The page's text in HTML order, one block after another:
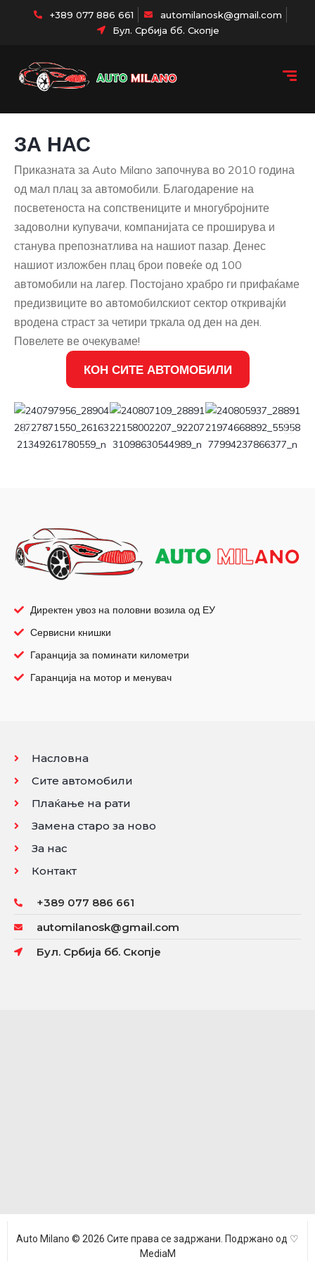
+389 077 886 661
automilanosk@gmail.com
Бул. Србија бб. Скопје
ЗА НАС
Приказната за Auto Milano започнува во 2010 година
од мал плац за автомобили. Благодарение на
посветеноста на сопствениците и многубројните
задоволни купувачи, компанијата се проширува и
станува препознатлива на нашиот пазар. Денес
нашиот изложбен плац брои повеќе од 100
автомобили на лагер. Постојано храбро ги прифаќаме
предизвиците во автомобилскиот сектор откривајќи
вродена страст за четири тркала од ден на ден.
Повелете ве очекуваме!
КОН СИТЕ АВТОМОБИЛИ
Директен увоз на половни возила од ЕУ
Сервисни книшки
Гаранција за поминати километри
Гаранција на мотор и менувач
Насловна
Сите автомобили
Плаќање на рати
Замена старо за ново
За нас
Контакт
+389 077 886 661
automilanosk@gmail.com
Бул. Србија бб. Скопје
Auto Milano © 2026 Сите права се задржани. Подржано од ♡
MediaM